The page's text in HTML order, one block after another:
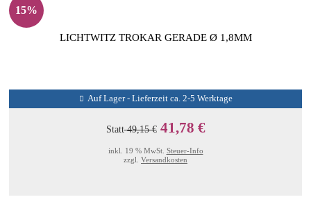
15%
LICHTWITZ TROKAR GERADE Ø 1,8MM
Auf Lager - Lieferzeit ca. 2-5 Werktage
Statt49,15 € 41,78 €
inkl. 19 % MwSt. Steuer-Info
zzgl. Versandkosten